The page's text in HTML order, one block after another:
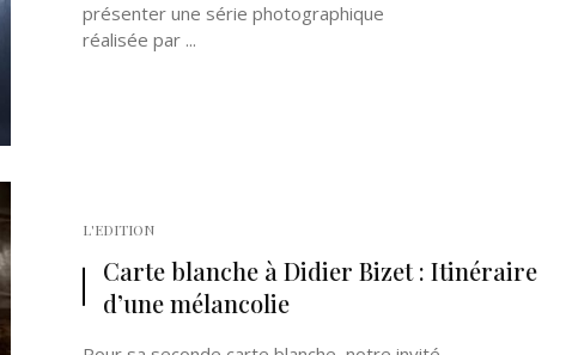
présenter une série photographique
réalisée par ...
L'EDITION
Carte blanche à Didier Bizet : Itinéraire
d’une mélancolie